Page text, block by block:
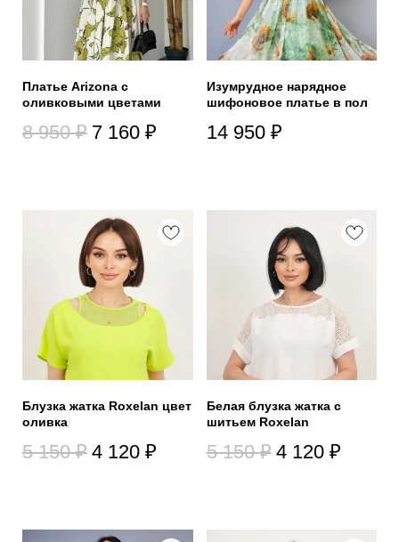
Платье Arizona с
оливковыми цветами
8 950₽ 7 160 ₽
Изумрудное нарядное
шифоновое платье в пол
14 950 ₽
Блузка жатка Roxelan цвет
оливка
5 150₽ 4 120 ₽
Белая блузка жатка с
шитьем Roxelan
5 150₽ 4 120 ₽